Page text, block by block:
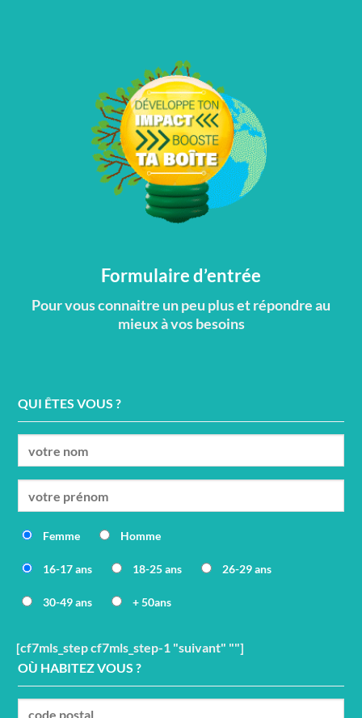
Formulaire d’entrée
Pour vous connaitre un peu plus et répondre au
mieux à vos besoins
QUI ÊTES VOUS ?
Femme Homme
16-17 ans 18-25 ans 26-29 ans
30-49 ans + 50ans
[cf7mls_step cf7mls_step-1 "suivant" ""]
OÙ HABITEZ VOUS ?